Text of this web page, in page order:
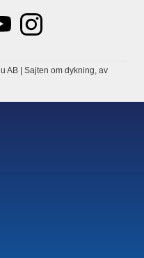
AB | Sajten om dykning, av